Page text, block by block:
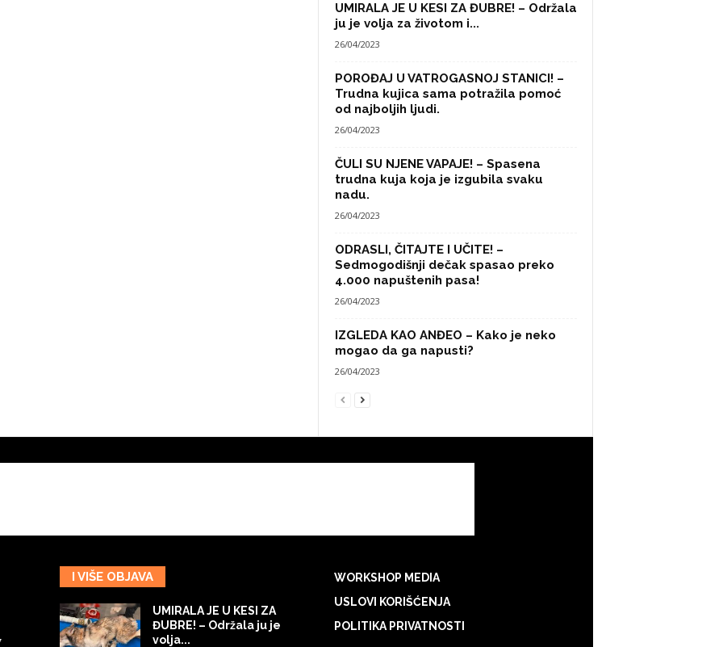
UMIRALA JE U KESI ZA ĐUBRE! – Održala
ju je volja za životom i...
26/04/2023
POROĐAJ U VATROGASNOJ STANICI! –
Trudna kujica sama potražila pomoć
od najboljih ljudi.
26/04/2023
ČULI SU NJENE VAPAJE! – Spasena
trudna kuja koja je izgubila svaku
nadu.
26/04/2023
ODRASLI, ČITAJTE I UČITE! –
Sedmogodišnji dečak spasao preko
4.000 napuštenih pasa!
26/04/2023
IZGLEDA KAO ANĐEO – Kako je neko
mogao da ga napusti?
26/04/2023
I VIŠE OBJAVA
UMIRALA JE U KESI ZA
ĐUBRE! – Održala ju je
volja...
WORKSHOP MEDIA
USLOVI KORIŠĆENJA
POLITIKA PRIVATNOSTI